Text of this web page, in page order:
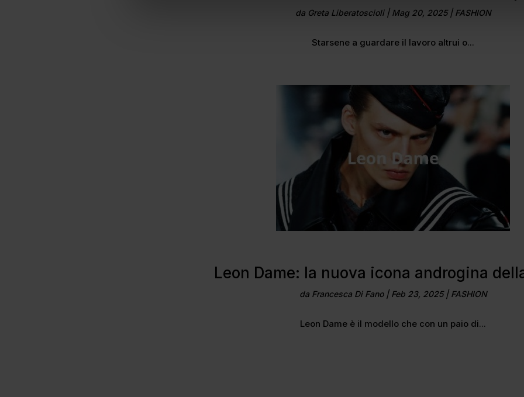
da Greta Liberatoscioli| Mag 20, 2025| FASHION
Starsene a guardare il lavoro altrui o...
Leon Dame: la nuova icona androgina
da Francesca Di Fano| Feb 23, 2025| FASHION
Leon Dame è il modello che con un paio di...